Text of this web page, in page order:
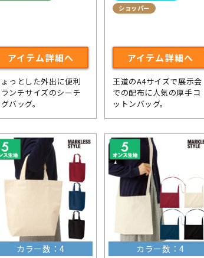
アイテム詳細へ
っとした外出に便利
ンチサイズのシーチ
バッグ。
ショッパー
アイテム詳細へ
王道のA4サイズで展示会
での配布に人気の厚手コ
ットンバッグ。
カラー数：4 カラー数：4